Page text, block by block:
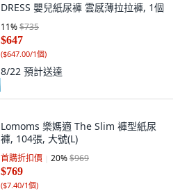
DRESS 嬰兒紙尿褲 雲感薄拉拉褲, 1個
11%$735
$647
($647.00/1個)
8/22 預計送達
Lomoms 樂媽適 The Slim 褲型紙尿
褲, 104張, 大號(L)
首購折扣價 20%$969
$769
($7.40/1個)